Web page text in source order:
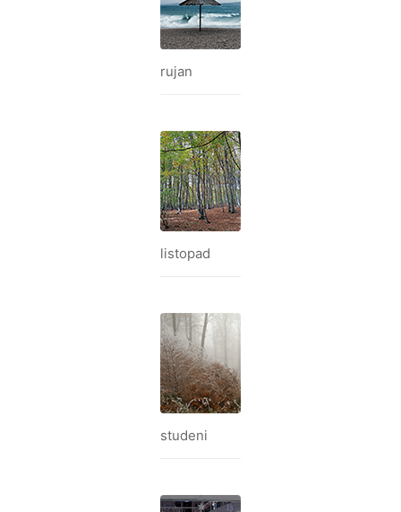
rujan
listopad
studeni